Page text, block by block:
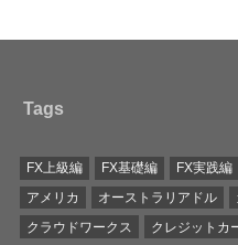
Tags
FX上級編 FX基礎編 FX実践編
アメリカ
オーストラリアドル
クラウドワークス
クレジットカ